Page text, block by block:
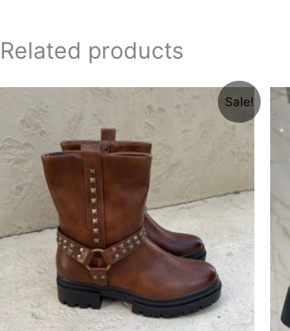
Related products
Sale!
Original
was:
4900 рсд.
price
is:
1900 рсд.